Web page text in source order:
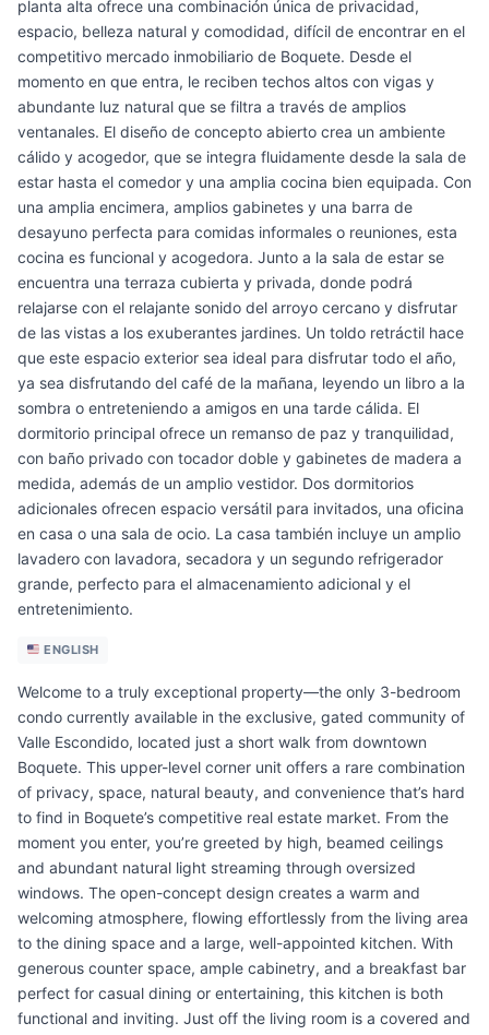
planta alta ofrece una combinación única de privacidad,
espacio, belleza natural y comodidad, difícil de encontrar en el
competitivo mercado inmobiliario de Boquete. Desde el
momento en que entra, le reciben techos altos con vigas y
abundante luz natural que se filtra a través de amplios
ventanales. El diseño de concepto abierto crea un ambiente
cálido y acogedor, que se integra fluidamente desde la sala de
estar hasta el comedor y una amplia cocina bien equipada. Con
una amplia encimera, amplios gabinetes y una barra de
desayuno perfecta para comidas informales o reuniones, esta
cocina es funcional y acogedora. Junto a la sala de estar se
encuentra una terraza cubierta y privada, donde podrá
relajarse con el relajante sonido del arroyo cercano y disfrutar
de las vistas a los exuberantes jardines. Un toldo retráctil hace
que este espacio exterior sea ideal para disfrutar todo el año,
ya sea disfrutando del café de la mañana, leyendo un libro a la
sombra o entreteniendo a amigos en una tarde cálida. El
dormitorio principal ofrece un remanso de paz y tranquilidad,
con baño privado con tocador doble y gabinetes de madera a
medida, además de un amplio vestidor. Dos dormitorios
adicionales ofrecen espacio versátil para invitados, una oficina
en casa o una sala de ocio. La casa también incluye un amplio
lavadero con lavadora, secadora y un segundo refrigerador
grande, perfecto para el almacenamiento adicional y el
entretenimiento.
ENGLISH
Welcome to a truly exceptional property—the only 3-bedroom
condo currently available in the exclusive, gated community of
Valle Escondido, located just a short walk from downtown
Boquete. This upper-level corner unit offers a rare combination
of privacy, space, natural beauty, and convenience that’s hard
to find in Boquete’s competitive real estate market. From the
moment you enter, you’re greeted by high, beamed ceilings
and abundant natural light streaming through oversized
windows. The open-concept design creates a warm and
welcoming atmosphere, flowing effortlessly from the living area
to the dining space and a large, well-appointed kitchen. With
generous counter space, ample cabinetry, and a breakfast bar
perfect for casual dining or entertaining, this kitchen is both
functional and inviting. Just off the living room is a covered and